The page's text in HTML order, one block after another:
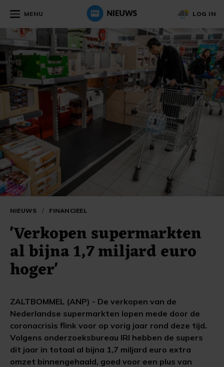
MENU LOG IN
NIEUWS / FINANCIEEL
'Verkopen supermarkten
al bijna 1,7 miljard euro
hoger'
ZALTBOMMEL (ANP) - De verkopen van de
Nederlandse supermarkten lopen mede door de
coronacrisis flink voor op vorig jaar rond deze tijd.
Volgens onderzoeksbureau IRI hebben de supers
dit jaar in totaal al bijna 1,7 miljard euro extra
omzet binnengehaald, goed voor een plus van